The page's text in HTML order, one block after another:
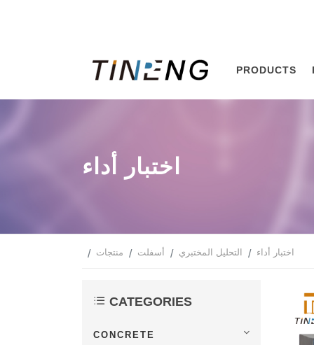
PRODUCTS
اختبار أداء
منتجات أسفلت التحليل المختبري اختبار أداء
CATEGORIES
CONCRETE